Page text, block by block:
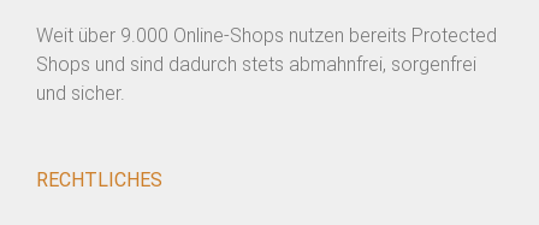
Weit über 9.000 Online-Shops nutzen bereits Protected
Shops und sind dadurch stets abmahnfrei, sorgenfrei
und sicher.
RECHTLICHES